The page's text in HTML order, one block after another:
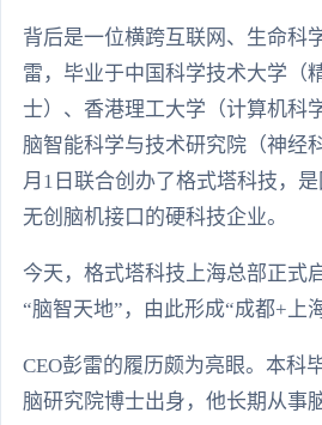
背后是一位横跨互联网、生命
雷，毕业于中国科学技术大学（
士）、香港理工大学（计算机科
脑智能科学与技术研究院（神经
月1日联合创办了格式塔科技，
无创脑机接口的硬科技企业。
今天，格式塔科技上海总部正式
“脑智天地”，由此形成“成都+上
CEO彭雷的履历颇为亮眼。本科
脑研究院博士出身，他长期从事